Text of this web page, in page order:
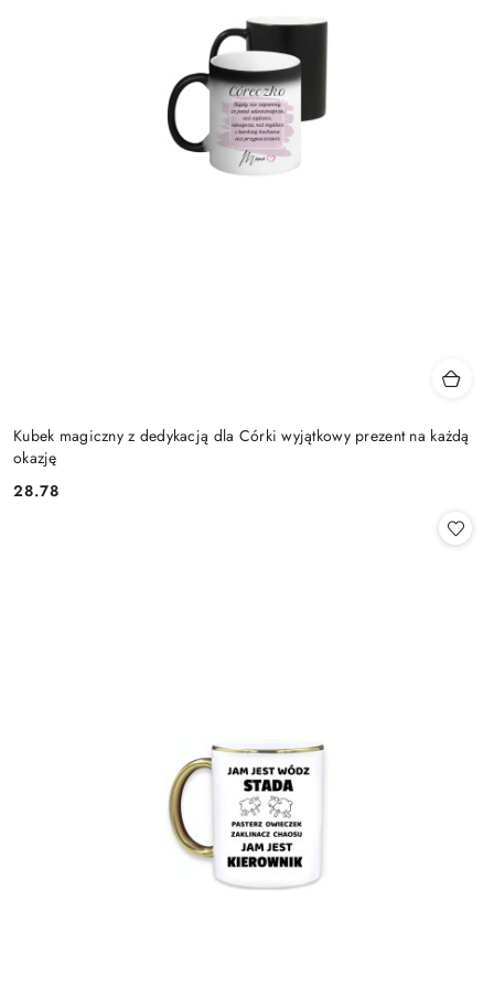
Kubek magiczny z dedykacją dla Córki wyjątkowy prezent na każdą
okazję
Cena:
28.78